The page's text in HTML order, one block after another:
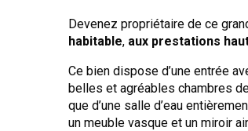
Devenez propriétaire de ce
habitable, aux prestations
Ce bien dispose d’une entrée
belles et agréables chambres
que d’une salle d’eau
un meuble vasque et un miroir